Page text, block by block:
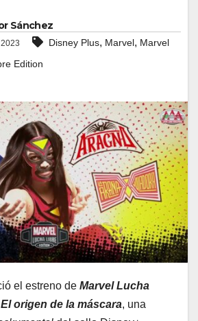
Sánchez
Disney Plus, Marvel, Marvel
Edition
el estreno de Marvel Lucha
origen de la máscara, una